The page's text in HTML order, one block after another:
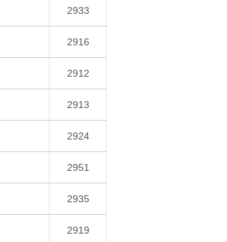
2933
2916
2912
2913
2924
2951
2935
2919